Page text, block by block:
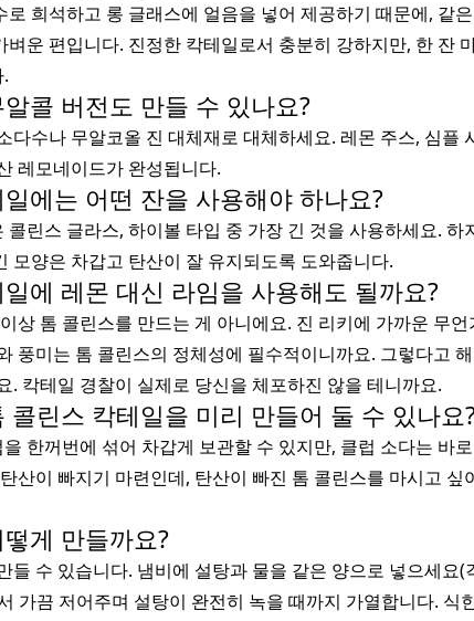
로 희석하고 롱 글래스에 얼음을 넣어 제공하기 때문에, 같
벼운 편입니다. 진정한 칵테일로서 충분히 강하지만, 한 잔
콜 버전도 만들 수 있나요?
다수나 무알코올 진 대체재로 대체하세요. 레몬 주스, 심플
레모네이드가 완성됩니다.
에는 어떤 잔을 사용해야 하나요?
콜린스 글라스, 하이볼 타입 중 가장 긴 것을 사용하세요. 하
모양은 차갑고 탄산이 잘 유지되도록 도와줍니다.
에 레몬 대신 라임을 사용해도 될까요?
상 톰 콜린스를 만드는 게 아니에요. 진 리키에 가까운 무
풍미는 톰 콜린스의 정체성에 필수적이니까요. 그렇다고
. 칵테일 경찰이 실제로 당신을 체포하진 않을 테니까요.
콜린스 칵테일을 미리 만들어 둘 수 있나요
한꺼번에 섞어 차갑게 보관할 수 있지만, 클럽 소다는 바
산이 빠지기 마련인데, 탄산이 빠진 톰 콜린스를 마시고 싶
게 만들까요?
들 수 있습니다. 냄비에 설탕과 물을 같은 양으로 넣으세요(
가끔 저어주며 설탕이 완전히 녹을 때까지 가열합니다. 식